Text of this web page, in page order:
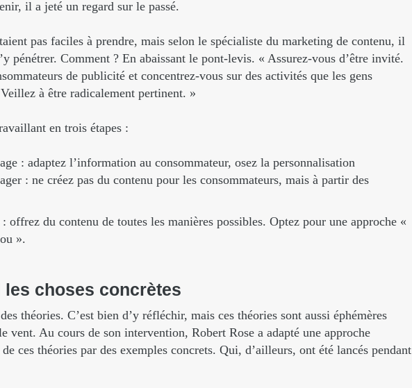
il a jeté un regard sur le passé.
pas faciles à prendre, mais selon le spécialiste du marketing de contenu, il
pénétrer. Comment ? En abaissant le pont-levis. « Assurez-vous d’être invité.
de publicité et concentrez-vous sur des activités que les gens
à être radicalement pertinent. »
en trois étapes :
: adaptez l’information au consommateur, osez la personnalisation
: ne créez pas du contenu pour les consommateurs, mais à partir des
offrez du contenu de toutes les manières possibles. Optez pour une approche «
».
les choses concrètes
théories. C’est bien d’y réfléchir, mais ces théories sont aussi éphémères
vent. Au cours de son intervention, Robert Rose a adapté une approche
ces théories par des exemples concrets. Qui, d’ailleurs, ont été lancés pendant